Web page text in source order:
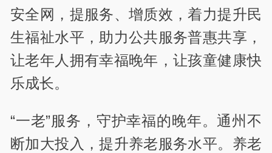
安全网，提服务、增质效，着力提升民
生福祉水平，助力公共服务普惠共享，
让老年人拥有幸福晚年，让孩童健康快
乐成长。
“一老”服务，守护幸福的晚年。通州不
断加大投入，提升养老服务水平。养老